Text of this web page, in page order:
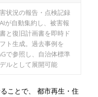
状況の報告・点検記録
が自動集約し、被害報
と復旧計画書を即時ド
ト生成。過去事例を
で参照し、自治体標準
ルとして展開可能
ことで、 都市再生・住